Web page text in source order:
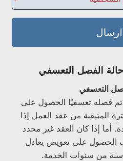
ارسال
الفصل التعسفي
التعسفي
فصله تعسفيًا الحصول على
المتبقية من عقد العمل إذا
أما إذا كان العقد غير محدد
الحصول على تعويض يعادل
من سنوات الخدمة.